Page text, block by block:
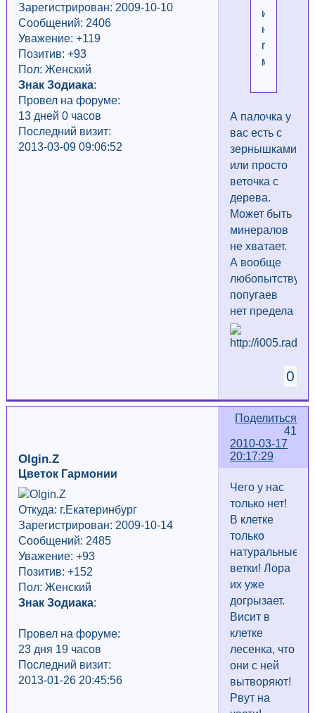
Зарегистрирован: 2009-10-10
Сообщений: 2406
Уважение: +119
Позитив: +93
Пол: Женский
Знак Зодиака:
Провел на форуме:
13 дней 0 часов
Последний визит:
2013-03-09 09:06:52
и
начала
грызть
магниты...
А палочка у
вас есть с
зернышками
или просто
веточка с
дерева.
Может быть
минералов
не хватает.
А вообще
любопытству
попугаев
нет предела
0
Поделиться
41
2010-03-17
20:17:29
Olgin.Z
Цветок Гармонии
Откуда: г.Екатеринбург
Зарегистрирован: 2009-10-14
Сообщений: 2485
Уважение: +93
Позитив: +152
Пол: Женский
Знак Зодиака:
Провел на форуме:
23 дня 19 часов
Последний визит:
2013-01-26 20:45:56
Чего у нас
только нет!
В клетке
только
натуральные
ветки! Лора
их уже
догрызает.
Висит в
клетке
лесенка, что
они с ней
вытворяют!
Рвут на